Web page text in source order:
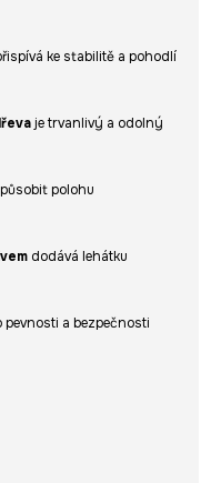
ke stabilitě a pohodlí
je trvanlivý a odolný
polohu
dodává lehátku
pevnosti a bezpečnosti